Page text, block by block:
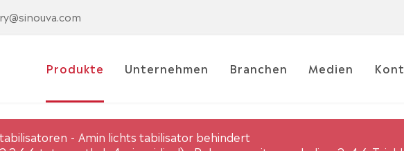
Produkte Unternehmen Branchen Medien
Amin lichts tabilisator behindert